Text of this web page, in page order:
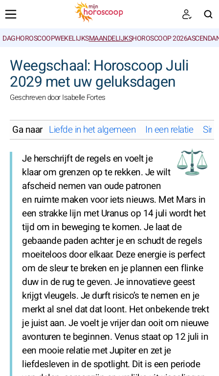
DAGHOROSCOOPWEKELIJKSMAANDELIJKSHOROSCOOP 2026
Weegschaal: Horoscoop Juli
2029 met uw geluksdagen
Geschreven door Isabelle Fortes
Ga naar Liefde in het algemeen In een relatie
Je herschrijft de regels en voelt je
klaar om grenzen op te rekken. Je wilt
afscheid nemen van oude patronen
en ruimte maken voor iets nieuws. Met Mars in
een strakke lijn met Uranus op 14 juli wordt het
tijd om in beweging te komen. Je laat de
gebaande paden achter je en schudt de regels
moeiteloos door elkaar. Deze energie is perfect
om de sleur te breken en je plannen een flinke
duw in de rug te geven. Je innovatieve geest
krijgt vleugels. Je durft risico’s te nemen en je
merkt al snel dat dat loont. Het onbekende trekt
je juist aan. Je voelt je vrijer dan ooit om nieuwe
avonturen te beginnen. Venus staat op 12 juli in
een mooie relatie met Jupiter en zet je
liefdesleven in de spotlight. Dit is een periode